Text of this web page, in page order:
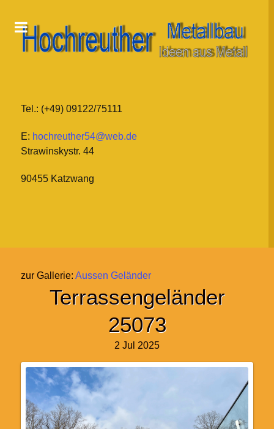
Tel.: (+49) 09122/75111
E: hochreuther54@web.de
Strawinskystr. 44
90455 Katzwang
zur Gallerie: Aussen Geländer
Terrassengeländer
25073
2 Jul 2025